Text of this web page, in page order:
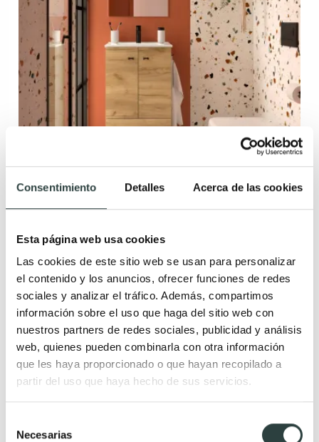
Consentimiento Detalles Acerca de las cookies
Esta página web usa cookies
Las cookies de este sitio web se usan para personalizar
el contenido y los anuncios, ofrecer funciones de redes
sociales y analizar el tráfico. Además, compartimos
información sobre el uso que haga del sitio web con
nuestros partners de redes sociales, publicidad y análisis
web, quienes pueden combinarla con otra información
que les haya proporcionado o que hayan recopilado a
partir del uso que haya hecho de sus servicios.
Necesarias
2 puertas, 1 cajon, con patas, lavabo de porcelana
359,98€ 423,50€ −15%
Novedad
Rebajas